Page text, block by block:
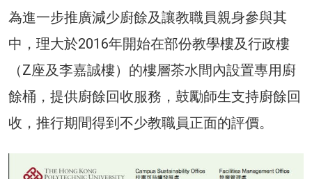
為進一步推廣減少廚餘及讓教職員親身參與其
中，理大於2016年開始在部份教學樓及行政樓
（Z座及李嘉誠樓）的樓層茶水間內設置專用廚
餘桶，提供廚餘回收服務，鼓勵師生支持廚餘回
收，推行期間得到不少教職員正面的評價。